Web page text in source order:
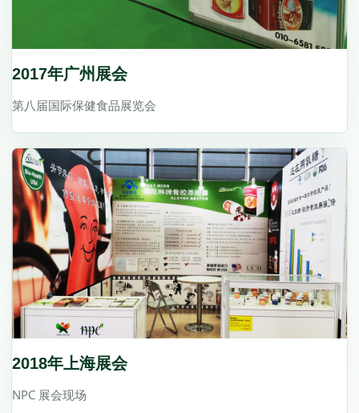
2017年广州展会
第八届国际保健食品展览会
2018年上海展会
NPC 展会现场